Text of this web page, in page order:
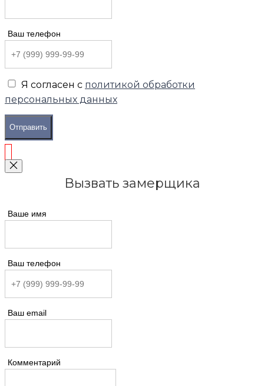
Ваш телефон
Я согласен с политикой обработки
персональных данных
Отправить
Вызвать замерщика
Ваше имя
Ваш телефон
Ваш email
Комментарий